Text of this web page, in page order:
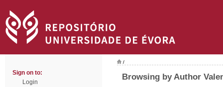
Sign on to:
Login
/
Browsing by Author